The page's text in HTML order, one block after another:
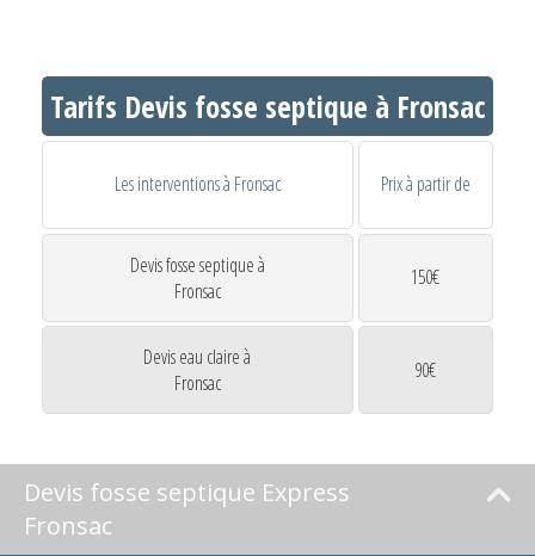
Tarifs Devis fosse septique à Fronsac
Les interventions à Fronsac Prix à partir de
Devis fosse septique à
Fronsac
150€
Devis eau claire à
Fronsac
90€
Devis fosse septique Express
Fronsac